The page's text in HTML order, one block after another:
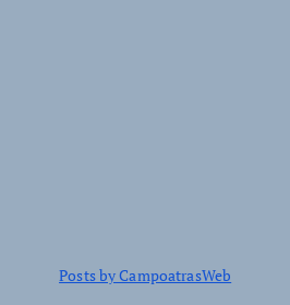
Posts by CampoatrasWeb